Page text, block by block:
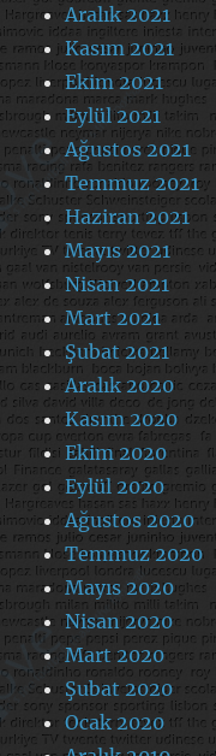
Aralık 2021
Kasım 2021
Ekim 2021
Eylül 2021
Ağustos 2021
Temmuz 2021
Haziran 2021
Mayıs 2021
Nisan 2021
Mart 2021
Şubat 2021
Aralık 2020
Kasım 2020
Ekim 2020
Eylül 2020
Ağustos 2020
Temmuz 2020
Mayıs 2020
Nisan 2020
Mart 2020
Şubat 2020
Ocak 2020